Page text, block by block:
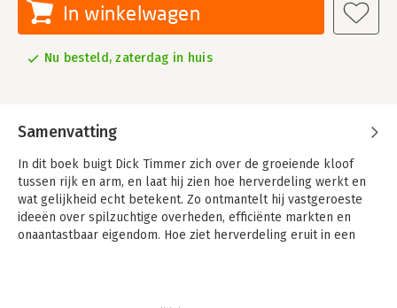
In winkelwagen
Nu besteld, zaterdag in huis
Samenvatting
In dit boek buigt Dick Timmer zich over de groeiende kloof
tussen rijk en arm, en laat hij zien hoe herverdeling werkt en
wat gelijkheid echt betekent. Zo ontmantelt hij vastgeroeste
ideeën over spilzuchtige overheden, efficiënte markten en
onaantastbaar eigendom. Hoe ziet herverdeling eruit in een